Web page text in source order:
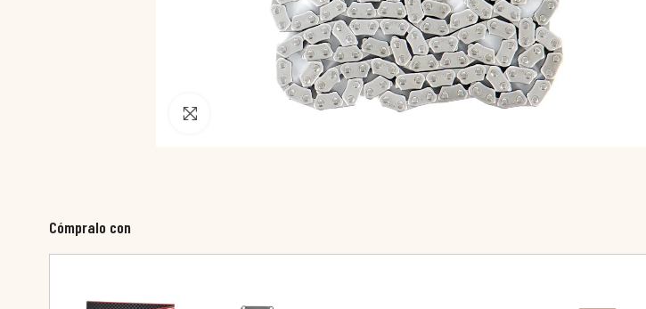
Pincha para agrandar
Cómpralo con